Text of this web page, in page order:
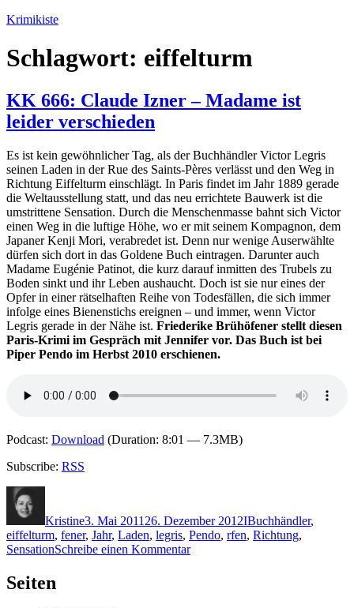
Zum
springen
Krimikiste
Schlagwort: eiffelturm
KK 666: Claude Izner – Madame ist
leider verschieden
Es ist kein gewöhnlicher Tag, als der Buchhändler Victor Legris
seinen Laden in der Rue des Saints-Pères verlässt und den Weg in
Richtung Eiffelturm einschlägt. In Paris findet im Jahr 1889 gerade
die Weltausstellung statt, und das neu errichtete Bauwerk ist die
umstrittene Sensation. Durch die Menschenmasse bahnt sich Victor
einen Weg in die luftige Höhe, wo er mit seinem Kompagnon, dem
Japaner Kenji Mori, verabredet ist. Denn nur wenige Auserwählte
dürfen sich dort in das Goldene Buch eintragen. Darunter auch
Madame Eugénie Patinot, die kurz darauf inmitten des Trubels zu
Boden sinkt und ihr Leben aushaucht. Doch ist sie nur eines der
Opfer in einer rätselhaften Reihe von Todesfällen, die sich immer
infolge eines Bienenstichs ereignen – und immer, wenn Victor
Legris gerade in der Nähe ist. Friederike Brühöfener stellt diesen
Paris-Krimi im Gespräch mit Jennifer vor. Das Buch ist bei
Piper Pendo im Herbst 2010 erschienen.
Podcast: Download (Duration: 8:01 — 7.3MB)
Subscribe: RSS
Kristine3. Mai 2011 26. Dezember 2012IBuchhändler,
eiffelturm, fener, Jahr, Laden, legris, Pendo, rfen, Richtung,
SensationSchreibe einen Kommentarzu
Seiten